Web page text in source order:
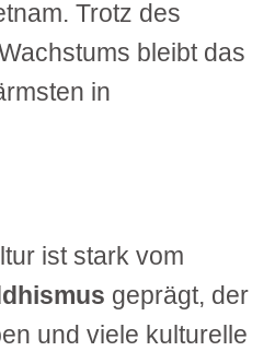
Trotz des
bleibt das
in
ist stark vom
geprägt, der
und viele kulturelle